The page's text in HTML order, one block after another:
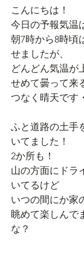
こんにちは！
今日の予報気温
朝7時から8時頃
せましたが、
どんどん気温が
せめて曇って来
つなく晴天です
ふと道路の土手
いてました！
2か所も！
山の方面にドラ
いてるけど
いつの間にか家
眺めて楽しんで
な？